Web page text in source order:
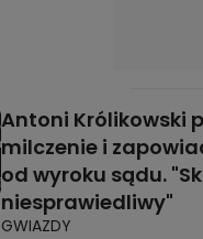
Antoni Królikowski
milczenie i
od wyroku sądu.
niesprawiedliwy"
GWIAZDY